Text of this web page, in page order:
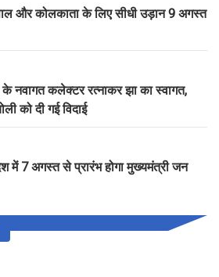
और कोलकाता के लिए सीधी उड़ान 9 अगस्त
नवागत कलेक्टर रत्नाकर झा का स्वागत,
को दी गई विदाई
में 7 अगस्त से प्रारंभ होगा मुख्यमंत्री जन